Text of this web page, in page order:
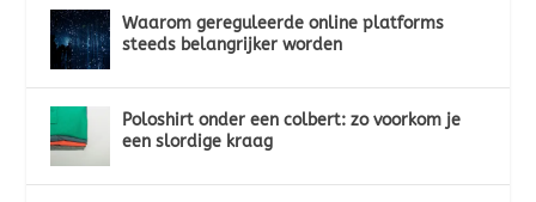
Waarom gereguleerde online platforms
steeds belangrijker worden
Poloshirt onder een colbert: zo voorkom je
een slordige kraag